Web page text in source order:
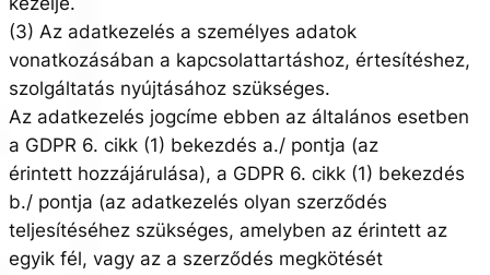
(3) Az adatkezelés a személyes adatok
vonatkozásában a kapcsolattartáshoz, értesítéshez,
szolgáltatás nyújtásához szükséges.
Az adatkezelés jogcíme ebben az általános esetben
a GDPR 6. cikk (1) bekezdés a./ pontja (az
érintett hozzájárulása), a GDPR 6. cikk (1) bekezdés
b./ pontja (az adatkezelés olyan szerződés
teljesítéséhez szükséges, amelyben az érintett az
egyik fél, vagy az a szerződés megkötését